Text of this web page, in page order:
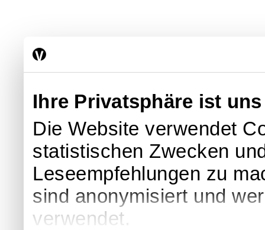
Ihre Privatsphäre ist
Die Website verwendet
statistischen Zwecken
Leseempfehlungen zu
sind anonymisiert und
verwendet.